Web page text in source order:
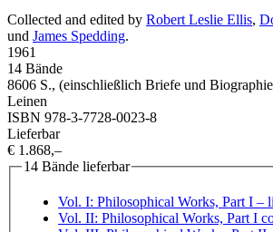
Collected and edited by Robert Leslie Ellis,
und James Spedding.
1961
14 Bände
8606 S., (einschließlich Briefe und
Leinen
ISBN 978-3-7728-0023-8
Lieferbar
€ 1.868,–
14 Bände lieferbar
Vol. I: Philosophical Works, Part I –
Vol. II: Philosophical Works, Part I